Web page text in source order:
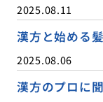
2025.08.11
漢方と始める
2025.08.06
漢方のプロに